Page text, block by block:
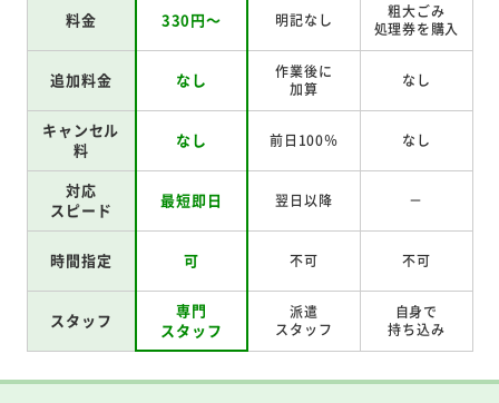
料金 330円～ 明記なし
粗大ごみ
処理券を購入
追加料金 なし
作業後に
加算
なし
キャンセル
料
なし 前日100％ なし
対応
スピード
最短即日 翌日以降 －
時間指定 可 不可 不可
スタッフ
専門
スタッフ
派遣
スタッフ
自身で
持ち込み